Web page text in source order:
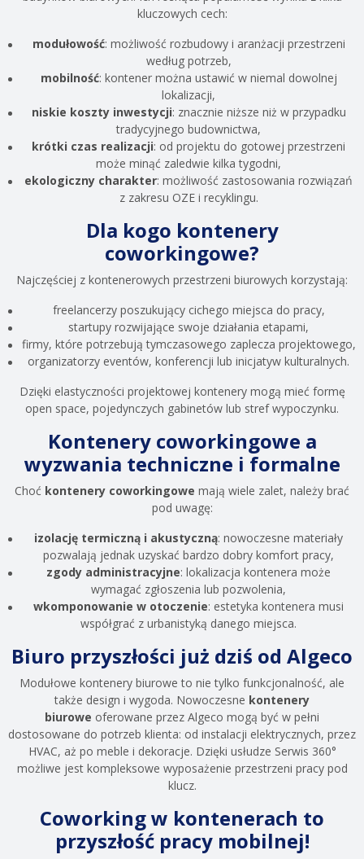
kluczowych cech:
modułowość: możliwość rozbudowy i aranżacji przestrzeni
według potrzeb,
mobilność: kontener można ustawić w niemal dowolnej
lokalizacji,
niskie koszty inwestycji: znacznie niższe niż w przypadku
tradycyjnego budownictwa,
krótki czas realizacji: od projektu do gotowej przestrzeni
może minąć zaledwie kilka tygodni,
ekologiczny charakter: możliwość zastosowania rozwiązań
z zakresu OZE i recyklingu.
Dla kogo kontenery
coworkingowe?
Najczęściej z kontenerowych przestrzeni biurowych korzystają:
freelancerzy poszukujący cichego miejsca do pracy,
startupy rozwijające swoje działania etapami,
firmy, które potrzebują tymczasowego zaplecza projektowego,
organizatorzy eventów, konferencji lub inicjatyw kulturalnych.
Dzięki elastyczności projektowej kontenery mogą mieć formę
open space, pojedynczych gabinetów lub stref wypoczynku.
Kontenery coworkingowe a
wyzwania techniczne i formalne
Choć kontenery coworkingowe mają wiele zalet, należy brać
pod uwagę:
izolację termiczną i akustyczną: nowoczesne materiały
pozwalają jednak uzyskać bardzo dobry komfort pracy,
zgody administracyjne: lokalizacja kontenera może
wymagać zgłoszenia lub pozwolenia,
wkomponowanie w otoczenie: estetyka kontenera musi
współgrać z urbanistyką danego miejsca.
Biuro przyszłości już dziś od Algeco
Modułowe kontenery biurowe to nie tylko funkcjonalność, ale
także design i wygoda. Nowoczesne kontenery
biurowe oferowane przez Algeco mogą być w pełni
dostosowane do potrzeb klienta: od instalacji elektrycznych, przez
HVAC, aż po meble i dekoracje. Dzięki usłudze Serwis 360°
możliwe jest kompleksowe wyposażenie przestrzeni pracy pod
klucz.
Coworking w kontenerach to
przyszłość pracy mobilnej!